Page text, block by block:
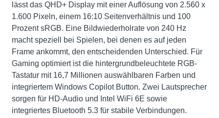
lässt das QHD+ Display mit einer Auflösung von 2.560 x
1.600 Pixeln, einem 16:10 Seitenverhältnis und 100
Prozent sRGB. Eine Bildwiederholrate von 240 Hz
macht speziell bei Spielen, bei denen es auf jeden
Frame ankommt, den entscheidenden Unterschied. Für
Gaming optimiert ist die hintergrundbeleuchtete RGB-
Tastatur mit 16,7 Millionen auswählbaren Farben und
integriertem Windows Copilot Button. Zwei Lautsprecher
sorgen für HD-Audio und Intel WiFi 6E sowie
integriertes Bluetooth 5.3 für stabile Verbindungen.